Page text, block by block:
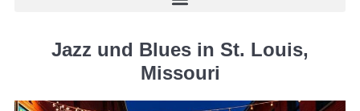
Jazz und Blues in St. Louis,
Missouri